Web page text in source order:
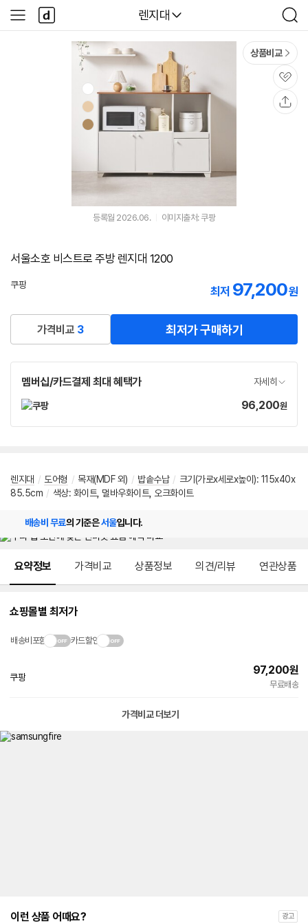
다나와
렌지대
검
색
사
이
다
나
와
상품비교
관
심
등록월 2026.06. 이미지출처: 쿠팡
서울소호 비스트로 주방 렌지대 1200
쿠팡
최저 97,200원
가격비교 3 최저가 구매하기
멤버십/카드결제 최대 혜택가 자세히
가
96,200원
렌지대 / 도어형 / 목재(MDF 외) / 밥솥수납 / 크기(가로x세로x높이): 115x40x
85.5cm / 색상: 화이트, 멀바우화이트, 오크화이트
배송비 무료의 기준은서울입니다.
요약정보 가격비교 상품정보 의견/리뷰 연관상품
쇼핑몰별 최저가
배송비포함 카드할인
쿠팡
97,200원
무료배송
가격비교 더보기
이런 상품 어때요? 광고